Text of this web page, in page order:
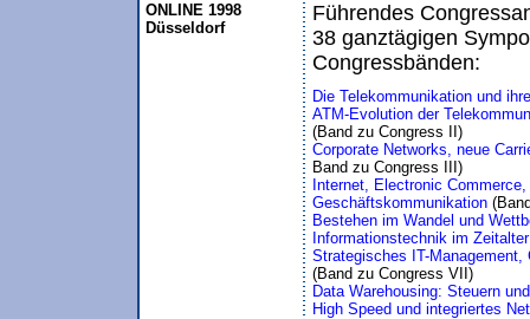
ONLINE 1998
Düsseldorf
Führendes
38 ganztägigen
Congressbänden:
Die Telekommunikation und
(Band zu Congress II)
Corporate Networks, neue
Band zu Congress III)
Internet, Electronic
Geschäftskommunikation
Bestehen im Wandel und
Informationstechnik im
Strategisches IT-Management,
(Band zu Congress VII)
Data Warehousing: Steuern
High Speed und integriertes